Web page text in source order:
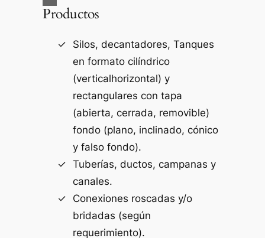
Productos
Silos, decantadores, Tanques
en formato cilíndrico
(verticalhorizontal) y
rectangulares con tapa
(abierta, cerrada, removible)
fondo (plano, inclinado, cónico
y falso fondo).
Tuberías, ductos, campanas y
canales.
Conexiones roscadas y/o
bridadas (según
requerimiento).